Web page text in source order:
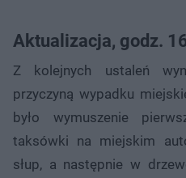
Aktualizacja, godz.
Z kolejnych ustaleń
przyczyną wypadku
było wymuszenie
taksówki na miejskim
słup, a następnie w